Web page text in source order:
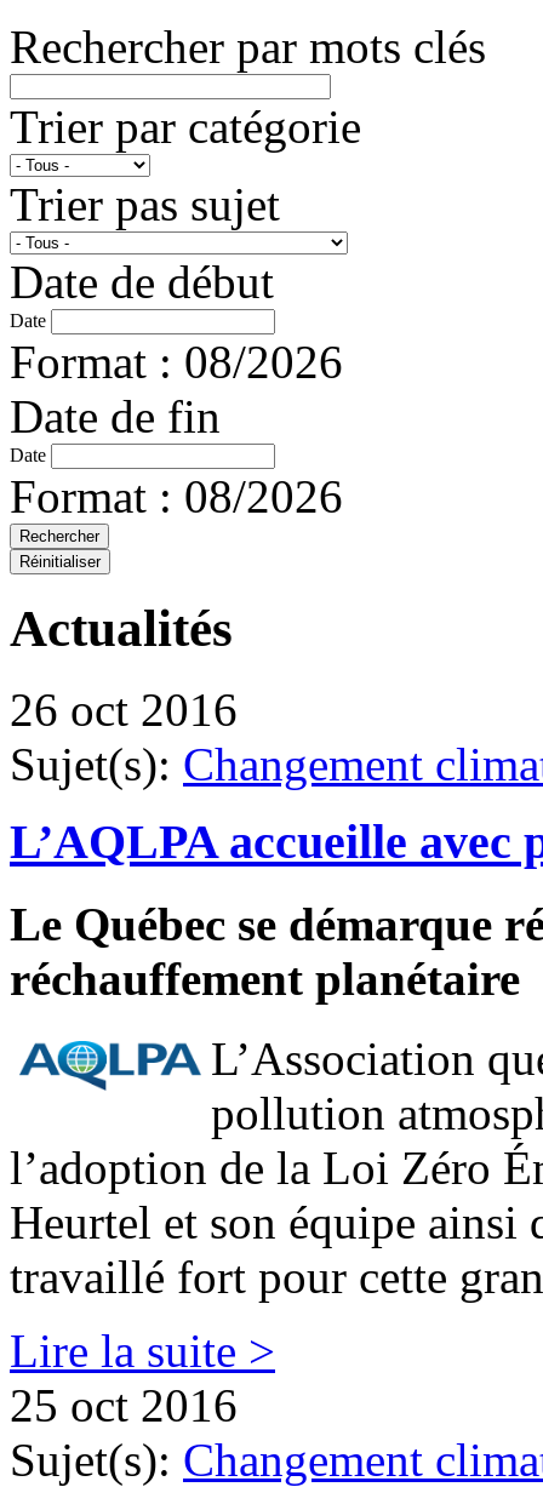
Rechercher par mots clés
Trier par catégorie
Trier pas sujet
Date de début
Date
Format : 08/2026
Date de fin
Date
Format : 08/2026
Actualités
26 oct 2016
Sujet(s): Changement
L’AQLPA accueille
Le Québec se démarque
réchauffement planétaire
L’Association
pollution
l’adoption de la Loi Zéro
Heurtel et son équipe ainsi
travaillé fort pour cette
Lire la suite >
25 oct 2016
Sujet(s): Changement